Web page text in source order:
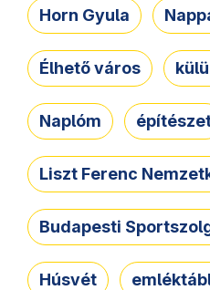
Horn Gyula
Élhető város
Naplóm
Liszt Ferenc
Budapesti
Húsvét